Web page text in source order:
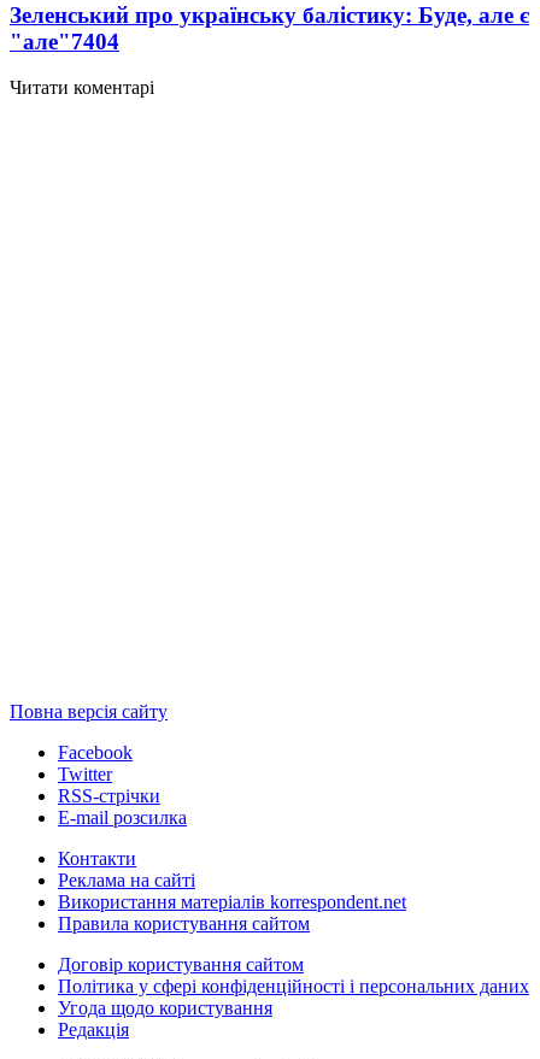
Зеленський про українську балістику: Буде, але є
"але"7404
Читати коментарі
Повна версія сайту
Facebook
Twitter
RSS-стрічки
E-mail розсилка
Контакти
Реклама на сайті
Використання матеріалів korrespondent.net
Правила користування сайтом
Договір користування сайтом
Політика у сфері конфіденційності і персональних даних
Угода щодо користування
Редакція